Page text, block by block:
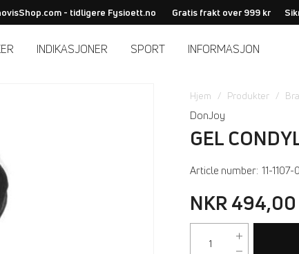
- tidligere Fysioett.no Gratis frakt over 999 kr
INDIKASJONER SPORT INFORMASJON
Hjem Produkter
DonJoy
GEL
Article number: 11-
NKR 494,00